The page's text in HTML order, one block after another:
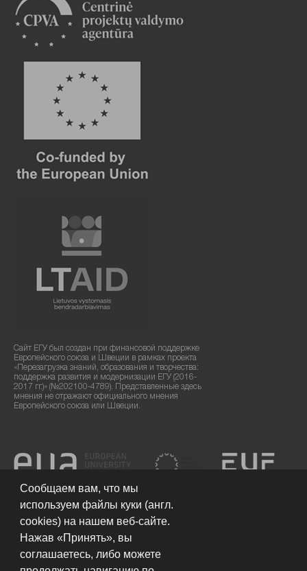
Сайт ЕГУ был создан при финансовой поддержке
Европейского союза и Швеции в рамках проекта
«Перезагрузка знаний, образования и творчества:
поддержка развития и модернизации ЕГУ (2016-
2017 гг.)» (№202100-4789). Представленные здесь
мнения не отражают официального мнения
Европейского союза или Швеции.
Сообщаем вам, что мы
используем файлы куки (англ.
cookies) на нашем веб-сайте.
Нажав «Принять», вы
соглашаетесь, либо можете